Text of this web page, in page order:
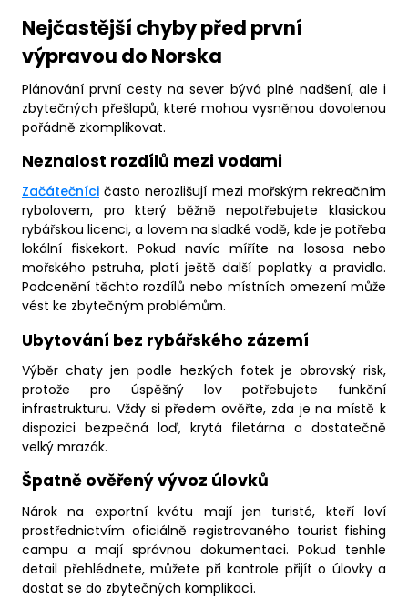
Nejčastější chyby před první
výpravou do Norska
Plánování první cesty na sever bývá plné nadšení, ale i
zbytečných přešlapů, které mohou vysněnou dovolenou
pořádně zkomplikovat.
Neznalost rozdílů mezi vodami
Začátečníci často nerozlišují mezi mořským rekreačním
rybolovem, pro který běžně nepotřebujete klasickou
rybářskou licenci, a lovem na sladké vodě, kde je potřeba
lokální fiskekort. Pokud navíc míříte na lososa nebo
mořského pstruha, platí ještě další poplatky a pravidla.
Podcenění těchto rozdílů nebo místních omezení může
vést ke zbytečným problémům.
Ubytování bez rybářského zázemí
Výběr chaty jen podle hezkých fotek je obrovský risk,
protože pro úspěšný lov potřebujete funkční
infrastrukturu. Vždy si předem ověřte, zda je na místě k
dispozici bezpečná loď, krytá filetárna a dostatečně
velký mrazák.
Špatně ověřený vývoz úlovků
Nárok na exportní kvótu mají jen turisté, kteří loví
prostřednictvím oficiálně registrovaného tourist fishing
campu a mají správnou dokumentaci. Pokud tenhle
detail přehlédnete, můžete při kontrole přijít o úlovky a
dostat se do zbytečných komplikací.